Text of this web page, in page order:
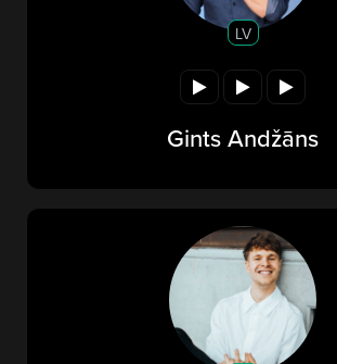
LV
Gints Andžāns